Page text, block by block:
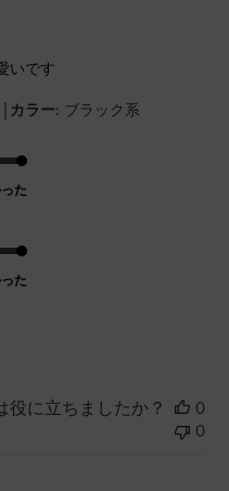
いです
| カラー: ブラック系
た
た
役に立ちましたか？
0
0